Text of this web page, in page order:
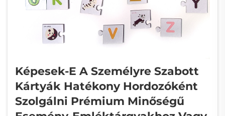
Képesek-E A Személyre Szabott
Kártyák Hatékony Hordozóként
Szolgálni Prémium Minőségű